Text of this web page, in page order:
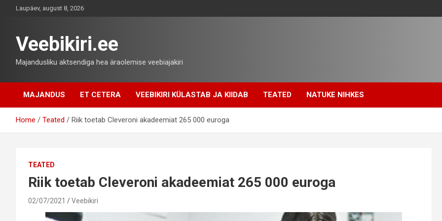
Laupäev, august 8, 2026
Veebikiri.ee
Majandusliku aktsendiga hea äraolemise veebiajakiri
MAJANDUS ET CETERA VEEBIKIRI KÜLASTAB JA KIIDAB TEATED NATUKE NIHKES
Home Teated Riik toetab Cleveroni akadeemiat 265 000 euroga
TEATED
Riik toetab Cleveroni akadeemiat 265 000 euroga
02/07/2021 Veebikiri